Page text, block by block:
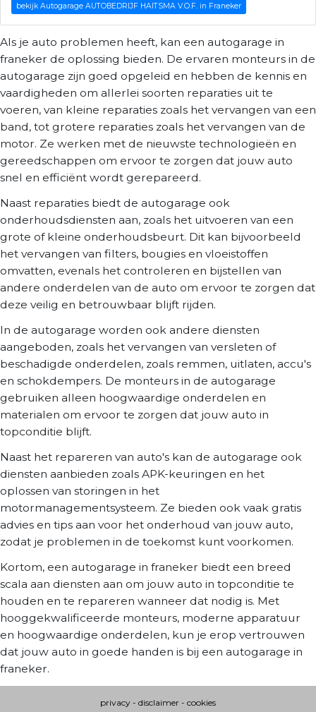
bekijk Autogarage AUTOBEDRIJF HAITSMA V.O.F. in Franeker
Als je auto problemen heeft, kan een autogarage in
franeker de oplossing bieden. De ervaren monteurs in de
autogarage zijn goed opgeleid en hebben de kennis en
vaardigheden om allerlei soorten reparaties uit te
voeren, van kleine reparaties zoals het vervangen van een
band, tot grotere reparaties zoals het vervangen van de
motor. Ze werken met de nieuwste technologieën en
gereedschappen om ervoor te zorgen dat jouw auto
snel en efficiënt wordt gerepareerd.
Naast reparaties biedt de autogarage ook
onderhoudsdiensten aan, zoals het uitvoeren van een
grote of kleine onderhoudsbeurt. Dit kan bijvoorbeeld
het vervangen van filters, bougies en vloeistoffen
omvatten, evenals het controleren en bijstellen van
andere onderdelen van de auto om ervoor te zorgen dat
deze veilig en betrouwbaar blijft rijden.
In de autogarage worden ook andere diensten
aangeboden, zoals het vervangen van versleten of
beschadigde onderdelen, zoals remmen, uitlaten, accu's
en schokdempers. De monteurs in de autogarage
gebruiken alleen hoogwaardige onderdelen en
materialen om ervoor te zorgen dat jouw auto in
topconditie blijft.
Naast het repareren van auto's kan de autogarage ook
diensten aanbieden zoals APK-keuringen en het
oplossen van storingen in het
motormanagementsysteem. Ze bieden ook vaak gratis
advies en tips aan voor het onderhoud van jouw auto,
zodat je problemen in de toekomst kunt voorkomen.
Kortom, een autogarage in franeker biedt een breed
scala aan diensten aan om jouw auto in topconditie te
houden en te repareren wanneer dat nodig is. Met
hooggekwalificeerde monteurs, moderne apparatuur
en hoogwaardige onderdelen, kun je erop vertrouwen
dat jouw auto in goede handen is bij een autogarage in
franeker.
privacy - disclaimer - cookies